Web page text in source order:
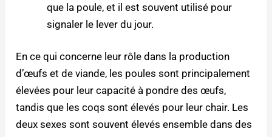
que la poule, et il est souvent utilisé pour
signaler le lever du jour.
En ce qui concerne leur rôle dans la production
d’œufs et de viande, les poules sont principalement
élevées pour leur capacité à pondre des œufs,
tandis que les coqs sont élevés pour leur chair. Les
deux sexes sont souvent élevés ensemble dans des